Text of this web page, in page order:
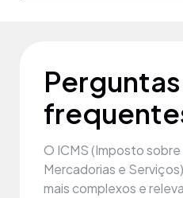
Perguntas
O ICMS (Imposto
Mercadorias e
mais complexos e